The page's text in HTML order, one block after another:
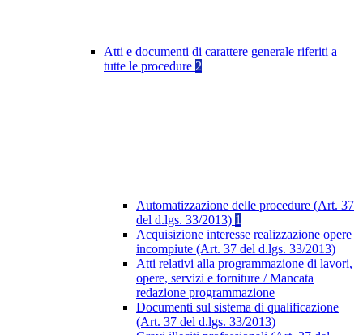
Atti e documenti di carattere generale riferiti a
tutte le procedure 2
Automatizzazione delle procedure (Art. 37
del d.lgs. 33/2013) 1
Acquisizione interesse realizzazione opere
incompiute (Art. 37 del d.lgs. 33/2013)
Atti relativi alla programmazione di lavori,
opere, servizi e forniture / Mancata
redazione programmazione
Documenti sul sistema di qualificazione
(Art. 37 del d.lgs. 33/2013)